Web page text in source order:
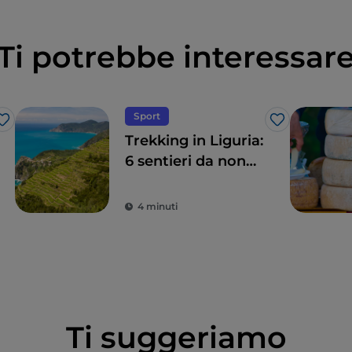
potrebbe
Like
Sport
Like
Trekking in Liguria:
6 sentieri da non
4 minuti
Ti suggeriamo